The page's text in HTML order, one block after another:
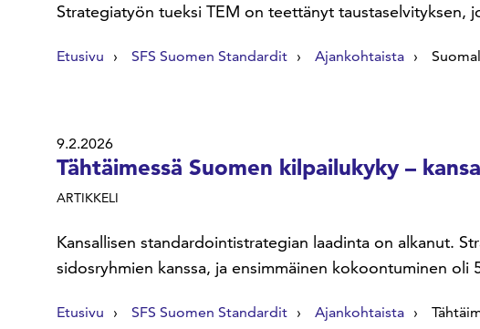
Strategiatyön tueksi TEM on teettänyt taustaselvityksen,
Etusivu SFS Suomen Standardit Ajankohtaista
9.2.2026
Tähtäimessä Suomen kilpailukyky –
ARTIKKELI
Kansallisen standardointistrategian laadinta on alkanut.
sidosryhmien kanssa, ja ensimmäinen kokoontuminen
Etusivu SFS Suomen Standardit Ajankohtaista